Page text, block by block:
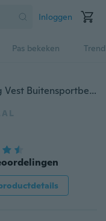
Inloggen
Pas bekeken
Damesmode Sexy Naadloze Jogging Vest Buitensportbeha Hemdje Tops Gymwear